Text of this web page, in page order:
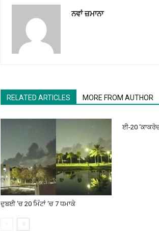
ਨਵਾਂ ਜ਼ਮਾਨਾ
RELATED ARTICLES MORE FROM AUTHOR
ਦੁਬਈ ‘ਚ 20 ਮਿੰਟਾਂ ‘ਚ 7 ਧਮਾਕੇ
ਈ-20